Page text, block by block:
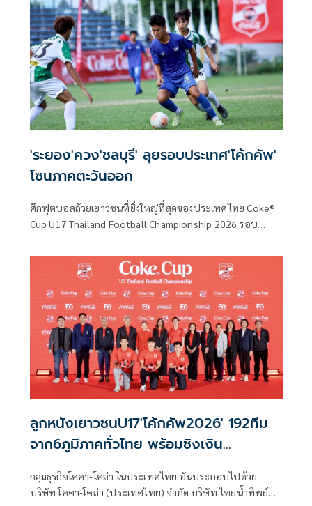
ตั๋วไปเล่นรอบประเทศ ภายใต้การจับมือกันระหว่าง สมาคม
กีฬาฟุตบอลแห่งประเทศไทย ในพระบรมราชูปถัมภ์ ร่วมกับ
กลุ่มธุรกิจโคคา-โคล่า ในประเทศไทย อันประกอบด้วย บริษัท
โคคา-โคล่า (ประเทศไทย) จำกัด บริษัท ไทยน้ำทิพย์
คอร์ปอเรชั่น จำกัด (มหาชน) และบริษัท หาดทิพย์ จำกัด
(มหาชน)
'ระยอง'ควง'ชลบุรี' ลุยรอบประเทศ'โค้กคัพ'
โซนภาคตะวันออก
ศึกฟุตบอลถ้วยเยาวชนที่ยิ่งใหญ่ที่สุดของประเทศไทย Coke®
Cup U17 Thailand Football Championship 2026 รอบ
รอบรองชนะเลิศ ที่มีตั๋วไปเล่นรอบชิงแชมป์ประเทศไทยเป็น
เดิมพัน ท่ามกลางบรรยากาศที่เข้มข้นสุดๆ ภายใต้การจับมือกัน
ระหว่าง สมาคมกีฬาฟุตบอลแห่งประเทศไทย ในพระบรม
ราชูปถัมภ์ ร่วมกับ กลุ่มธุรกิจโคคา-โคล่า ในประเทศไทย อัน
ประกอบด้วย บริษัท โคคา-โคล่า (ประเทศไทย) จำกัด บริษัท
ไทยน้ำทิพย์ คอร์ปอเรชั่น จำกัด (มหาชน) และบริษัท หาด
ทิพย์ จำกัด (มหาชน)
ลูกหนังเยาวชนU17'โค้กคัพ2026' 192ทีม
จาก6ภูมิภาคทั่วไทย พร้อมชิงเงิน
กลุ่มธุรกิจโคคา-โคล่า ในประเทศไทย อันประกอบไปด้วย
บริษัท โคคา-โคล่า (ประเทศไทย) จำกัด บริษัท ไทยน้ำทิพย์